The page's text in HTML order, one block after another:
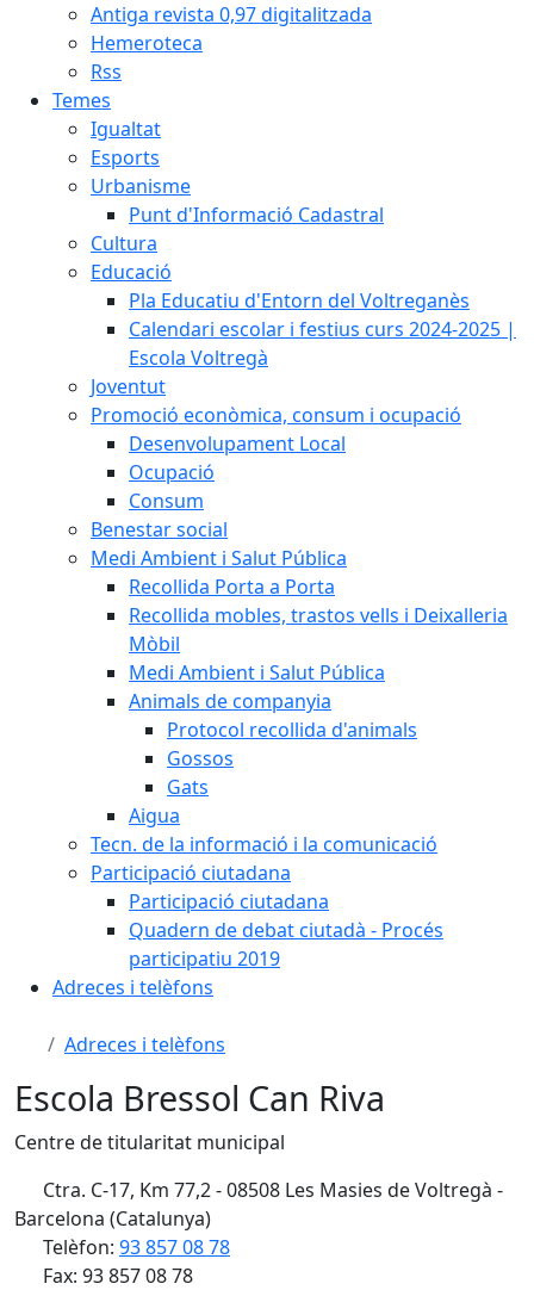
Antiga revista 0,97 digitalitzada
Hemeroteca
Rss
Temes
Igualtat
Esports
Urbanisme
Punt d'Informació Cadastral
Cultura
Educació
Pla Educatiu d'Entorn del Voltreganès
Calendari escolar i festius curs 2024-2025 |
Escola Voltregà
Joventut
Promoció econòmica, consum i ocupació
Desenvolupament Local
Ocupació
Consum
Benestar social
Medi Ambient i Salut Pública
Recollida Porta a Porta
Recollida mobles, trastos vells i Deixalleria
Mòbil
Medi Ambient i Salut Pública
Animals de companyia
Protocol recollida d'animals
Gossos
Gats
Aigua
Tecn. de la informació i la comunicació
Participació ciutadana
Participació ciutadana
Quadern de debat ciutadà - Procés
participatiu 2019
Adreces i telèfons
Adreces i telèfons
Escola Bressol Can Riva
Centre de titularitat municipal
Ctra. C-17, Km 77,2 - 08508 Les Masies de Voltregà -
Barcelona (Catalunya)
Telèfon: 93 857 08 78
Fax: 93 857 08 78